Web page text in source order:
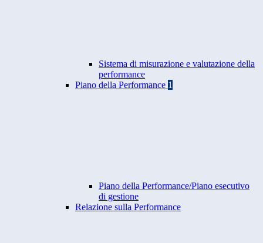
Sistema di misurazione e valutazione della
performance
Piano della Performance 1
Piano della Performance/Piano esecutivo
di gestione
Relazione sulla Performance